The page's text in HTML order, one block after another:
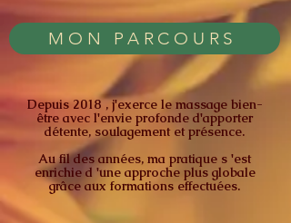
MON PARCOURS
Depuis 2018 , j'exerce le massage bien-
être avec l'envie profonde d'apporter
détente, soulagement et présence.
Au fil des années, ma pratique s 'est
enrichie d 'une approche plus globale
grâce aux formations effectuées.